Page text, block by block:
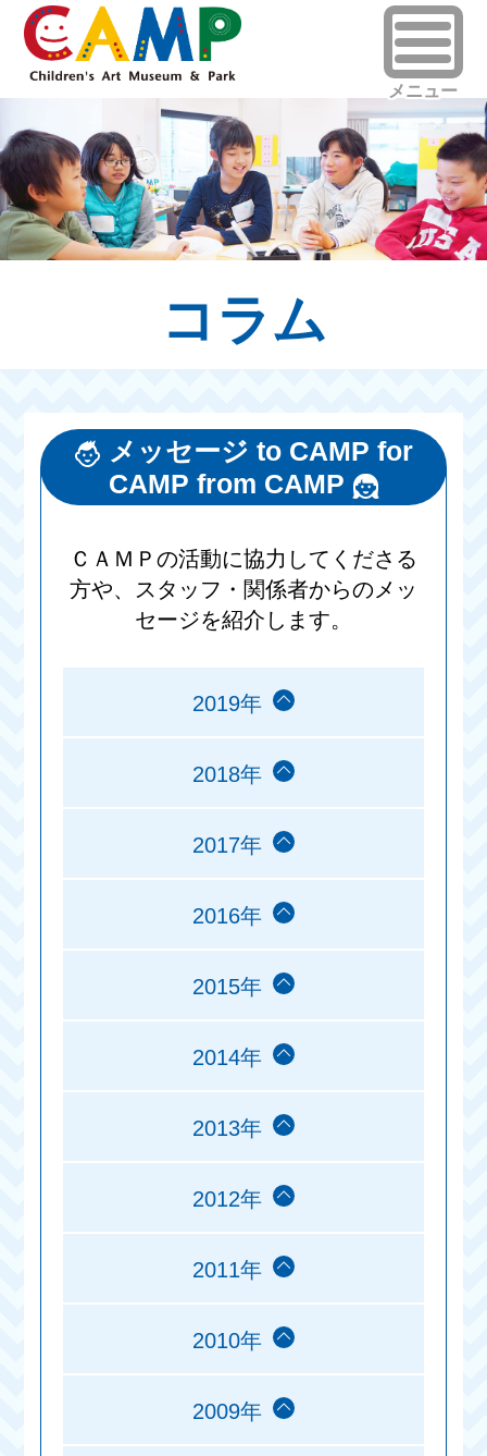
コラム
メッセージ to CAMP for
CAMP from CAMP
ＣＡＭＰの活動に協力してくださる
方や、スタッフ・関係者からのメッ
セージを紹介します。
2019年
2018年
2017年
2016年
2015年
2014年
2013年
2012年
2011年
2010年
2009年